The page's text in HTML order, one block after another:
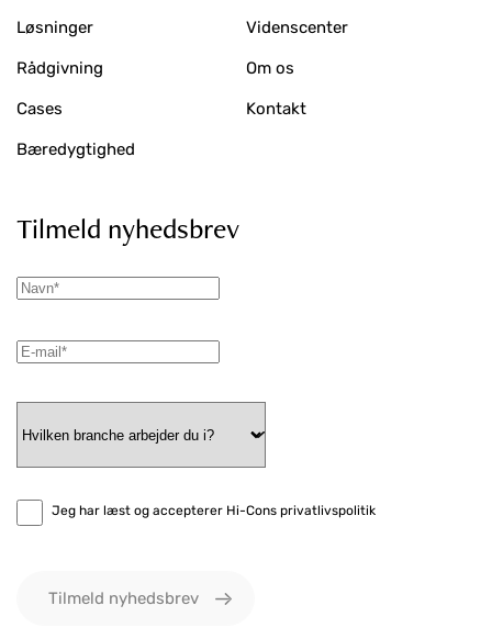
Løsninger
Rådgivning
Cases
Bæredygtighed
Videnscenter
Om os
Kontakt
Tilmeld nyhedsbrev
Jeg har læst og accepterer Hi-Cons privatlivspolitik
Tilmeld nyhedsbrev